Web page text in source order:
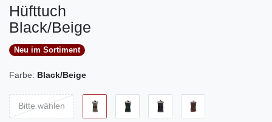
Hüfttuch
Black/Beige
Neu im Sortiment
Farbe: Black/Beige
Bitte wählen